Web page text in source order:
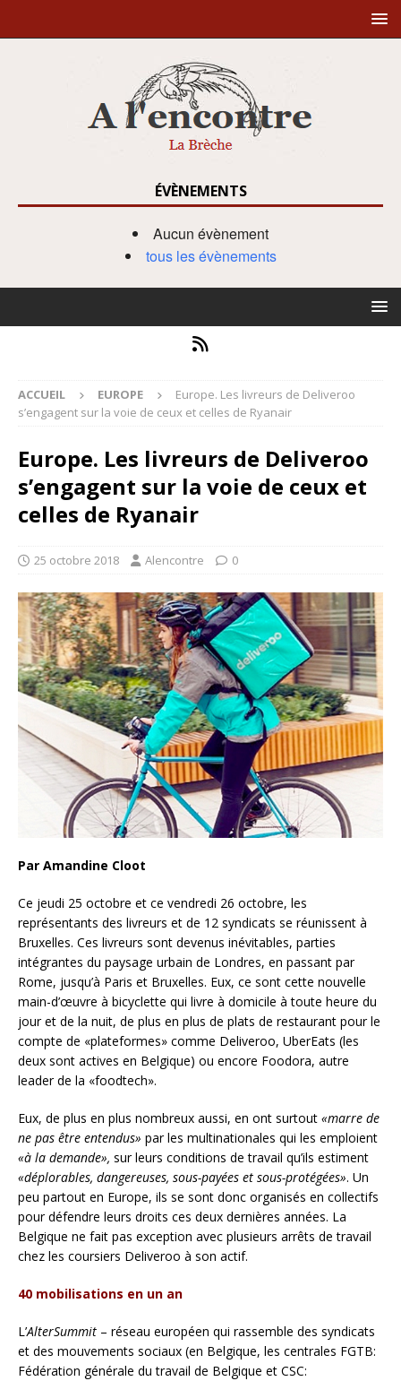
ÉVÈNEMENTS
Aucun évènement
tous les évènements
ACCUEIL EUROPE
Europe. Les livreurs de Deliveroo
s’engagent sur la voie de ceux et celles de Ryanair
Europe. Les livreurs de Deliveroo
s’engagent sur la voie de ceux et
celles de Ryanair
25 octobre 2018 Alencontre 0
Par Amandine Cloot
Ce jeudi 25 octobre et ce vendredi 26 octobre, les
représentants des livreurs et de 12 syndicats se réunissent à
Bruxelles. Ces livreurs sont devenus inévitables, parties
intégrantes du paysage urbain de Londres, en passant par
Rome, jusqu’à Paris et Bruxelles. Eux, ce sont cette nouvelle
main-d’œuvre à bicyclette qui livre à domicile à toute heure du
jour et de la nuit, de plus en plus de plats de restaurant pour le
compte de «plateformes» comme Deliveroo, UberEats (les
deux sont actives en Belgique) ou encore Foodora, autre
leader de la «foodtech».
Eux, de plus en plus nombreux aussi, en ont surtout «marre de
ne pas être entendus» par les multinationales qui les emploient
«à la demande», sur leurs conditions de travail qu’ils estiment
«déplorables, dangereuses, sous-payées et sous-protégées». Un
peu partout en Europe, ils se sont donc organisés en collectifs
pour défendre leurs droits ces deux dernières années. La
Belgique ne fait pas exception avec plusieurs arrêts de travail
chez les coursiers Deliveroo à son actif.
40 mobilisations en un an
L’AlterSummit ­– réseau européen qui rassemble des syndicats
et des mouvements sociaux (en Belgique, les centrales FGTB:
Fédération générale du travail de Belgique et CSC: